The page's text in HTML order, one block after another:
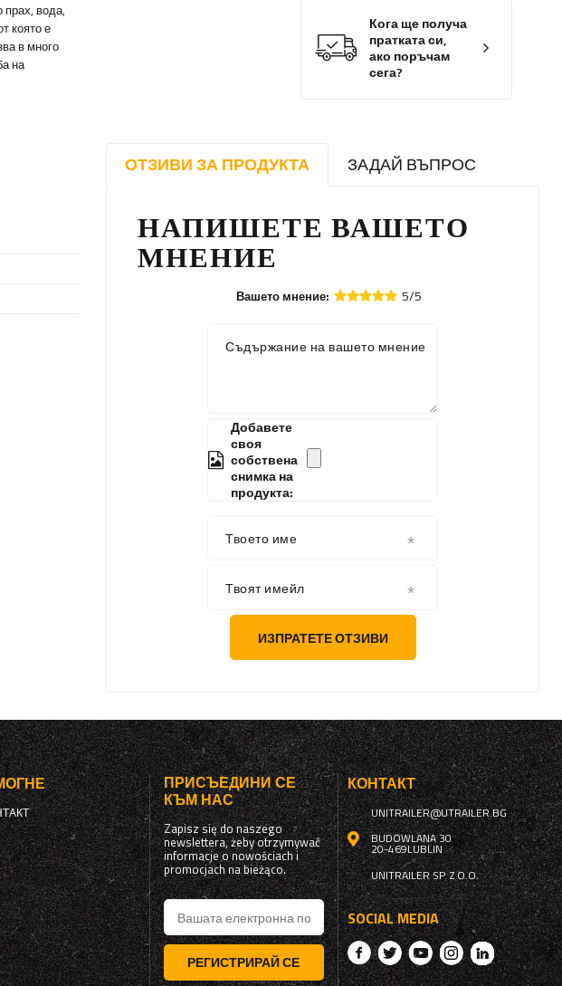
Кога ще получа
пратката си,
ако поръчам
сега?
ОТЗИВИ ЗА ПРОДУКТА ЗАДАЙ ВЪПРОС
НАПИШЕТЕ ВАШЕТО
МНЕНИЕ
Вашето мнение: 5/5
Съдържание на вашето мнение
Добавете
своя
собствена
снимка на
продукта:
Твоето име
Твоят имейл
ИЗПРАТЕТЕ ОТЗИВИ
прах, вода,
която е
в много
на
ПРИСЪЕДИНИ СЕ
КЪМ НАС
Zapisz się do naszego
newslettera, żeby otrzymywać
informacje o nowościach i
promocjach na bieżąco.
РЕГИСТРИРАЙ СЕ
КОНТАКТ
UNITRAILER@UTRAILER.BG
BUDOWLANA 30
20-469LUBLIN
UNITRAILER SP. Z O.O.
SOCIAL MEDIA